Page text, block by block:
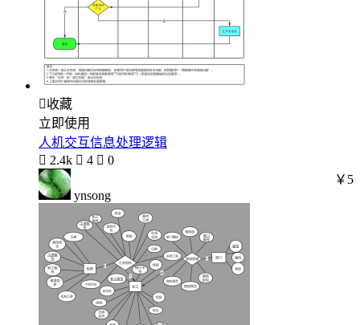
收藏
立即使用
人机交互信息处理逻辑
 2.4k  4  0
ynsong
￥5